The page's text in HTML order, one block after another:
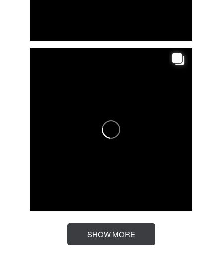
SHOW MORE